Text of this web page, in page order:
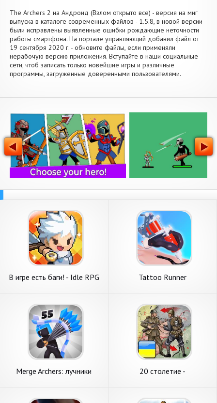
The Archers 2 на Андроид (Взлом открыто все) - версия на миг
выпуска в каталоге современных файлов - 1.5.8, в новой версии
были исправлены выявленные ошибки рождающие неточности
работы смартфона. На портале управляющий добавил файл от
19 сентября 2020 г. - обновите файлы, если применяли
нерабочую версию приложения. Вступайте в наши социальные
сети, чтоб записать только новейшие игры и различные
программы, загруженные доверенными пользователями.
В игре есть баги! - Idle RPG Tattoo Runner
Merge Archers: лучники
20 столетие -